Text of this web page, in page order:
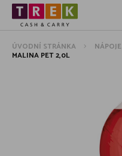
ÚVODNÍ STRÁNKA NÁPOJE
MALINA PET 2,0L